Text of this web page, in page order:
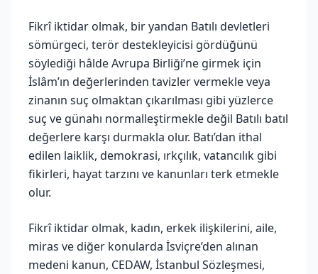
Fikrî iktidar olmak, bir yandan Batılı devletleri
sömürgeci, terör destekleyicisi gördüğünü
söylediği hâlde Avrupa Birliği’ne girmek için
İslâm’ın değerlerinden tavizler vermekle veya
zinanın suç olmaktan çıkarılması gibi yüzlerce
suç ve günahı normalleştirmekle değil Batılı batıl
değerlere karşı durmakla olur. Batı’dan ithal
edilen laiklik, demokrasi, ırkçılık, vatancılık gibi
fikirleri, hayat tarzını ve kanunları terk etmekle
olur.
Fikrî iktidar olmak, kadın, erkek ilişkilerini, aile,
miras ve diğer konularda İsviçre’den alınan
medeni kanun, CEDAW, İstanbul Sözleşmesi,